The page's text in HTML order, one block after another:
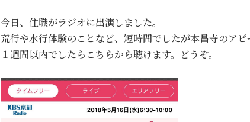
今日、住職がラジオに出演しました。
荒行や水行体験のことなど、短時間でしたが本昌寺のアピ
１週間以内でしたら こちらから聴けます。どうぞ。